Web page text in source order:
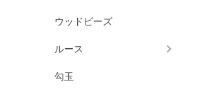
ウッドビーズ
ルース
勾玉